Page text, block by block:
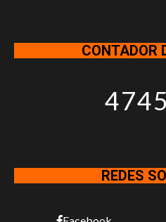
CONTADOR
REDES